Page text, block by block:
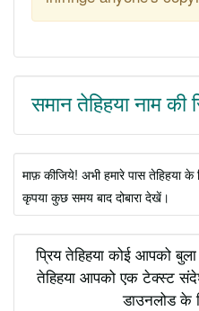
समान तेहिहया नाम की
माफ़ कीजिये! अभी हमारे पास तेहिहया
कृपया कुछ समय बाद दोबारा देखें।
प्रिय तेहिहया कोई आपको
तेहिहया आपको एक टेक्स्ट
डाउनलोड के